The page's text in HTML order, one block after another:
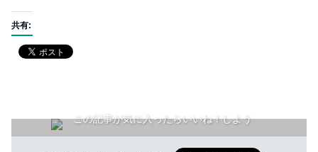
共有:
この記事が気に入ったらいいね！しよう